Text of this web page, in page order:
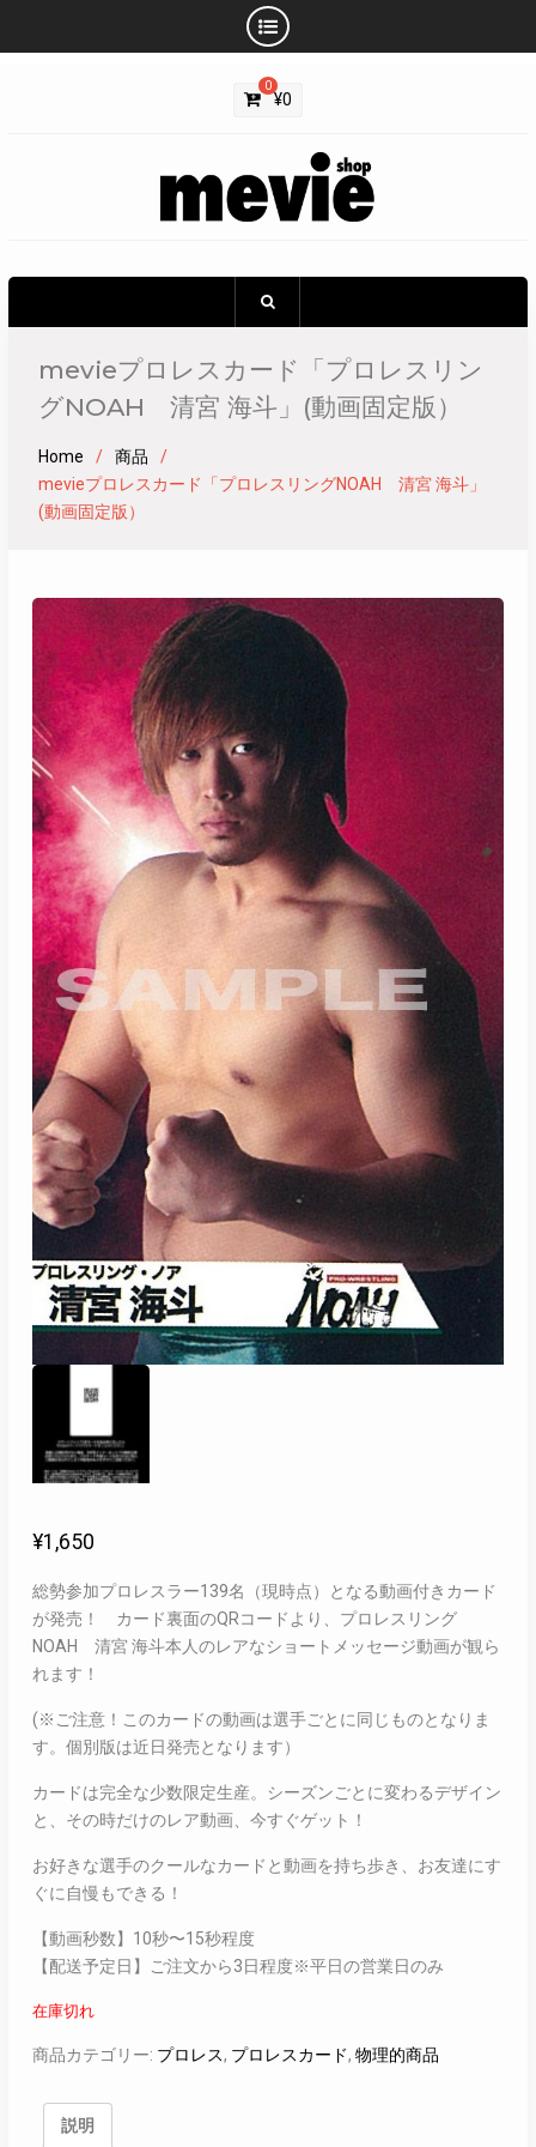
0
¥0
mevieプロレスカード「プロレスリン
グNOAH 清宮 海斗」(動画固定版）
Home
商品
mevieプロレスカード「プロレスリングNOAH 清宮 海斗」
(動画固定版）
¥1,650
総勢参加プロレスラー139名（現時点）となる動画付きカード
が発売！ カード裏面のQRコードより、プロレスリング
NOAH 清宮 海斗本人のレアなショートメッセージ動画が観ら
れます！
(※ご注意！このカードの動画は選手ごとに同じものとなりま
す。個別版は近日発売となります）
カードは完全な少数限定生産。シーズンごとに変わるデザイン
と、その時だけのレア動画、今すぐゲット！
お好きな選手のクールなカードと動画を持ち歩き、お友達にす
ぐに自慢もできる！
【動画秒数】10秒〜15秒程度
【配送予定日】ご注文から3日程度※平日の営業日のみ
在庫切れ
商品カテゴリー: プロレス, プロレスカード, 物理的商品
説明